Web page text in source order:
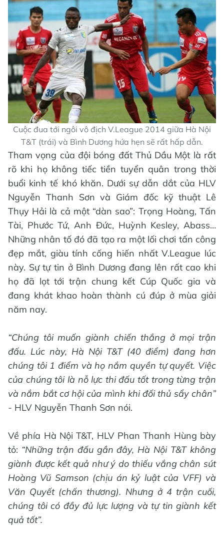
Cuộc đua tới ngôi vô địch V.League 2014 giữa Hà Nội
T&T (trái) và Bình Dương hứa hẹn sẽ rất hấp dẫn.
Tham vọng của đội bóng đất Thủ Dầu Một là rất
rõ khi họ không tiếc tiền tuyển quân trong thời
buổi kinh tế khó khăn. Dưới sự dẫn dắt của HLV
Nguyễn Thanh Sơn và Giám đốc kỹ thuật Lê
Thụy Hải là cả một “dàn sao”: Trọng Hoàng, Tấn
Tài, Phước Tứ, Anh Đức, Huỳnh Kesley, Abass…
Những nhân tố đó đã tạo ra một lối chơi tấn công
đẹp mắt, giàu tính cống hiến nhất V.League lúc
này. Sự tự tin ở Bình Dương đang lên rất cao khi
họ đã lọt tới trận chung kết Cúp Quốc gia và
đang khát khao hoàn thành cú đúp ở mùa giải
năm nay.
“Chúng tôi muốn giành chiến thắng ở mọi trận
đấu. Lúc này, Hà Nội T&T (40 điểm) đang hơn
chúng tôi 1 điểm và họ nắm quyền tự quyết. Việc
của chúng tôi là nỗ lực thi đấu tốt trong từng trận
và nắm bắt cơ hội của mình khi đối thủ sẩy chân”
- HLV Nguyễn Thanh Sơn nói.
Về phía Hà Nội T&T, HLV Phan Thanh Hùng bày
tỏ: “Những trận đấu gần đây, Hà Nội T&T không
giành được kết quả như ý do thiếu vắng chân sút
Hoàng Vũ Samson (chịu án kỷ luật của VFF) và
Văn Quyết (chấn thương). Nhưng ở 4 trận cuối,
chúng tôi có đầy đủ lực lượng và tự tin giành kết
quả tốt”.